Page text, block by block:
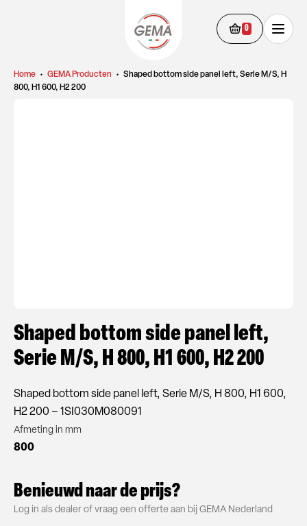
0
Home • GEMA Producten • Shaped bottom side panel left, Serie M/S, H
800, H1 600, H2 200
Shaped bottom side panel left,
Serie M/S, H 800, H1 600, H2 200
Shaped bottom side panel left, Serie M/S, H 800, H1 600,
H2 200 – 1SI030M080091
Afmeting in mm
800
Benieuwd naar de prijs?
Log in als dealer of vraag een offerte aan bij GEMA Nederland